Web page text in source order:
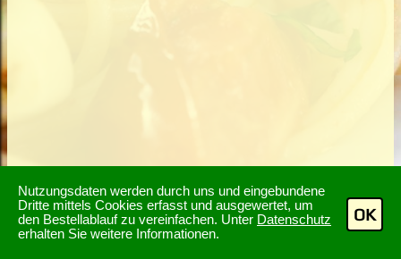
Nutzungsdaten werden durch uns und eingebundene
Dritte mittels Cookies erfasst und ausgewertet, um
den Bestellablauf zu vereinfachen. Unter Datenschutz
erhalten Sie weitere Informationen.
OK